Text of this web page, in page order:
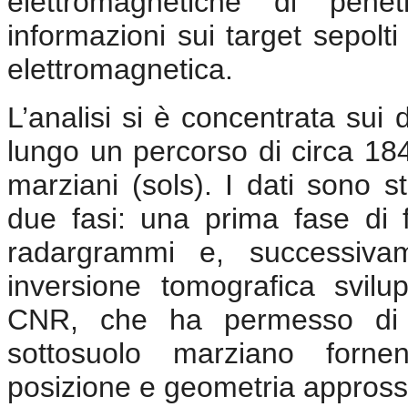
informazioni sui target
elettromagnetica.
L’analisi si è concentrata
lungo un percorso di circa
marziani (sols). I dati sono
due fasi: una prima fase di
radargrammi e,
inversione tomografica
CNR, che ha permesso di
sottosuolo marziano
posizione e geometria